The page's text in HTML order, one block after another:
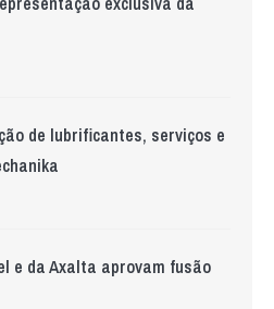
de lubrificantes, serviços e
e da Axalta aprovam fusão